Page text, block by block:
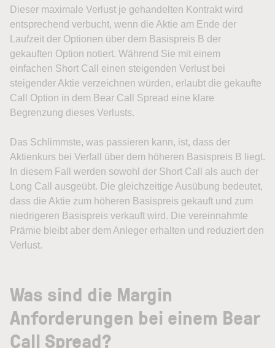
Dieser maximale Verlust je gehandelten Kontrakt wird
entsprechend verbucht, wenn die Aktie am Ende der
Laufzeit der Optionen über dem Basispreis B der
gekauften Option notiert. Während Sie mit einem
einfachen Short Call einen steigenden Verlust bei
steigender Aktie verzeichnen würden, erlaubt die gekaufte
Call Option in dem Bear Call Spread eine klare
Begrenzung dieses Verlusts.
Das Schlimmste, was passieren kann, ist, dass der
Aktienkurs bei Verfall über dem höheren Basispreis B liegt.
In diesem Fall werden sowohl der Short Call als auch der
Long Call ausgeübt. Die gleichzeitige Ausübung bedeutet,
dass die Aktie zum höheren Basispreis gekauft und zum
niedrigeren Basispreis verkauft wird. Die vereinnahmte
Prämie bleibt aber dem Anleger erhalten und reduziert den
Verlust.
Was sind die Margin
Anforderungen bei einem Bear
Call Spread?